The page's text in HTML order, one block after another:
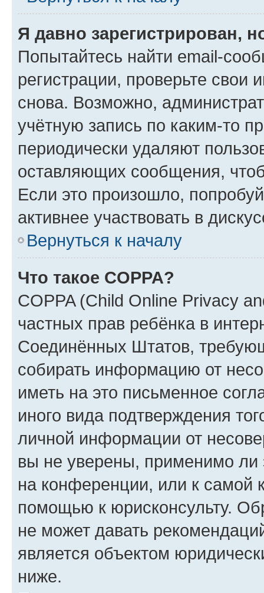
Я давно зарегистрирован,
Попытайтесь найти email-
регистрации, проверьте свои
снова. Возможно,
учётную запись по каким-то
периодически удаляют
оставляющих сообщения,
Если это произошло,
активнее участвовать в
Вернуться к началу
Что такое COPPA?
COPPA (Child Online Privacy
частных прав ребёнка в
Соединённых Штатов,
собирать информацию от
иметь на это письменное
иного вида подтверждения
личной информации от
вы не уверены, применимо ли
на конференции, или к самой
помощью к юрисконсульту.
не может давать
является объектом
ниже.